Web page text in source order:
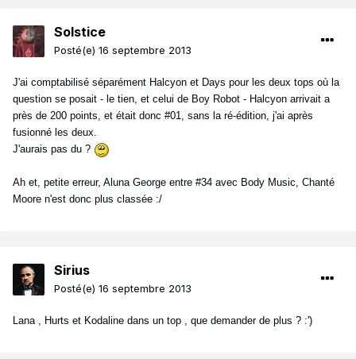
Solstice
Posté(e) 16 septembre 2013
J'ai comptabilisé séparément Halcyon et Days pour les deux tops où la
question se posait - le tien, et celui de Boy Robot - Halcyon arrivait a
près de 200 points, et était donc #01, sans la ré-édition, j'ai après
fusionné les deux.
J'aurais pas du ?
Ah et, petite erreur, Aluna George entre #34 avec Body Music, Chanté
Moore n'est donc plus classée :/
Sirius
Posté(e) 16 septembre 2013
Lana , Hurts et Kodaline dans un top , que demander de plus ? :')